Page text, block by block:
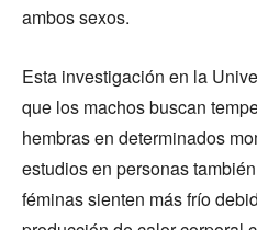
ambos sexos.
Esta investigación en la
que los machos buscan
hembras en determinados
estudios en personas
féminas sienten más frío